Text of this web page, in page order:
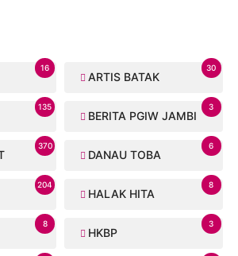
16
ARTIS BATAK
30
135
BERITA PGIW JAMBI
3
370
DANAU TOBA
6
204
HALAK HITA
8
8
HKBP
3